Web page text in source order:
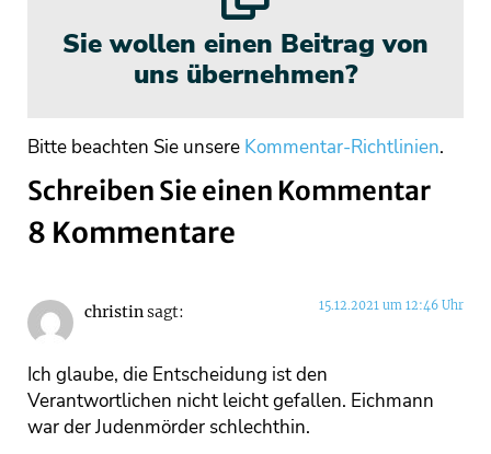
Sie wollen einen Beitrag von
uns übernehmen?
Bitte beachten Sie unsere Kommentar-Richtlinien.
Schreiben Sie einen Kommentar
8 Kommentare
christinsagt: 15.12.2021 um 12:46 Uhr
Ich glaube, die Entscheidung ist den
Verantwortlichen nicht leicht gefallen. Eichmann
war der Judenmörder schlechthin.